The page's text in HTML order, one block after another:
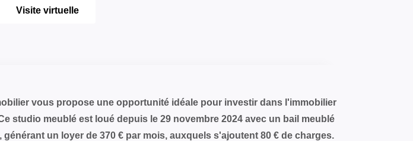
Visite virtuelle
vous propose une opportunité idéale pour investir dans l'immobilier
studio meublé est loué depuis le 29 novembre 2024 avec un bail meublé
générant un loyer de 370 € par mois, auxquels s'ajoutent 80 € de charges.